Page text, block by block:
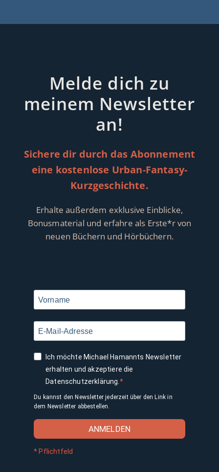
Melde dich zu
meinem Newsletter
an!
Sichere dir durch das Abonnement
eine kostenlose Urban-Fantasy-
Kurzgeschichte.
Erhalte außerdem exklusive Einblicke,
Bonusmaterial und erfahre als Erste*r von
neuen Büchern und Hörbüchern.
Ich möchte Michael Hamannts Newsletter
erhalten und akzeptiere die
Datenschutzerklärung.
Du kannst den Newsletter jederzeit über den Link in
dem Newsletter abbestellen.
ANMELDEN
* Pflichtfeld